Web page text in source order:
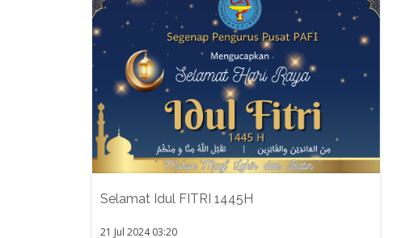
Selamat Idul FITRI 1445H
21 Jul 2024 03:20